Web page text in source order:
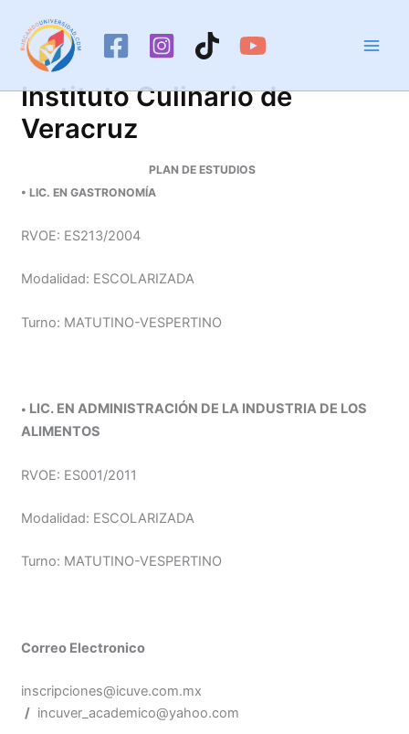
contenido
Instituto Culinario de
Veracruz
PLAN DE ESTUDIOS
• LIC. EN GASTRONOMÍA
RVOE: ES213/2004
Modalidad: ESCOLARIZADA
Turno: MATUTINO-VESPERTINO
• LIC. EN ADMINISTRACIÓN DE LA INDUSTRIA DE LOS
ALIMENTOS
RVOE: ES001/2011
Modalidad: ESCOLARIZADA
Turno: MATUTINO-VESPERTINO
Correo Electronico
inscripciones@icuve.com.mx
/incuver_academico@yahoo.com